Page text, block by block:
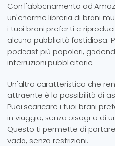
Con l'abbonamento ad
un'enorme libreria di brani
i tuoi brani preferiti e
alcuna pubblicità fastidiosa.
podcast più popolari,
interruzioni pubblicitarie.
Un'altra caratteristica che
attraente è la possibilità di
Puoi scaricare i tuoi brani
in viaggio, senza bisogno di
Questo ti permette di
vada, senza restrizioni.